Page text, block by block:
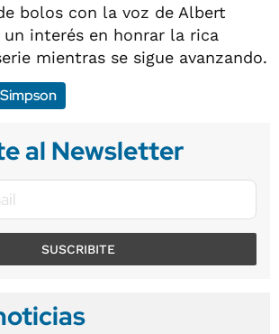
bolos con la voz de Albert
un interés en honrar la rica
mientras se sigue avanzando.
al Newsletter
SUSCRIBITE